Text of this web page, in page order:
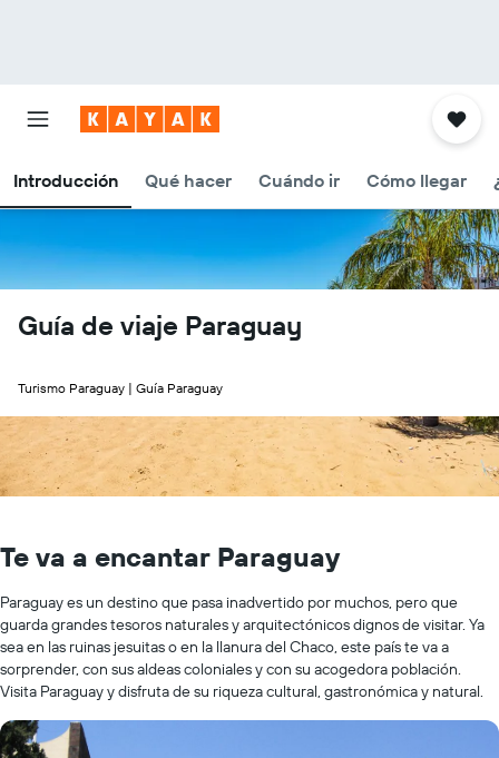
Introducción Qué hacer Cuándo ir Cómo llegar
Guía de viaje Paraguay
Turismo Paraguay | Guía Paraguay
Te va a encantar Paraguay
Paraguay es un destino que pasa inadvertido por muchos, pero que
guarda grandes tesoros naturales y arquitectónicos dignos de visitar. Ya
sea en las ruinas jesuitas o en la llanura del Chaco, este país te va a
sorprender, con sus aldeas coloniales y con su acogedora población.
Visita Paraguay y disfruta de su riqueza cultural, gastronómica y natural.